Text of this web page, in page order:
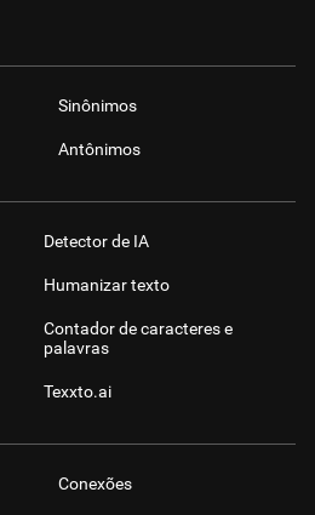
Sinônimos
Antônimos
Detector de IA
Humanizar texto
Contador de caracteres e
palavras
Texxto.ai
Conexões